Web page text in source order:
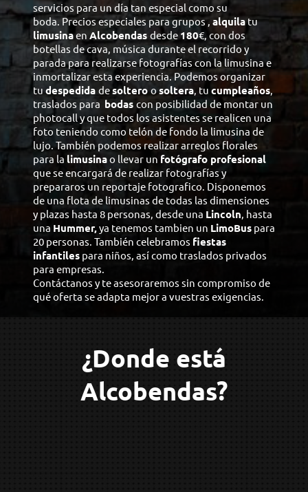
servicios para un día tan especial como su
boda. Precios especiales para grupos , alquilatu
limusinaen Alcobendas desde 180€, con dos
botellas de cava, música durante el recorrido y
parada para realizarse fotografías con la limusina e
inmortalizar esta experiencia. Podemos organizar
tudespedida desolteroosoltera, tu cumpleaños,
traslados para bodas con posibilidad de montar un
photocall y que todos los asistentes se realicen una
foto teniendo como telón de fondo la limusina de
lujo. También podemos realizar arreglos florales
para la limusinao llevar un fotógrafo profesional
que se encargará de realizar fotografías y
prepararos un reportaje fotografico. Disponemos
de una flota de limusinas de todas las dimensiones
y plazas hasta 8 personas, desde una Lincoln, hasta
una Hummer,ya tenemos tambien un LimoBus para
20 personas. También celebramos fiestas
infantiles para niños, así como traslados privados
para empresas.
Contáctanos y te asesoraremos sin compromiso de
qué oferta se adapta mejor a vuestras exigencias.
¿Donde está
Alcobendas?